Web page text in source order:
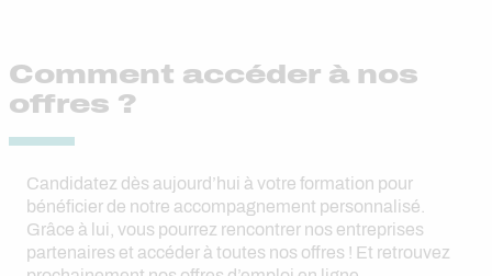
Comment accéder à nos
offres ?
Candidatez dès aujourd’hui à votre formation pour
bénéficier de notre accompagnement personnalisé.
Grâce à lui, vous pourrez rencontrer nos entreprises
partenaires et accéder à toutes nos offres ! Et retrouvez